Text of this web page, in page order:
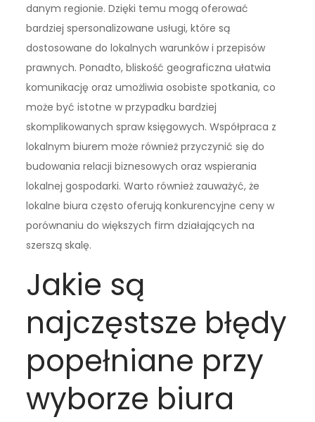
danym regionie. Dzięki temu mogą oferować
bardziej spersonalizowane usługi, które są
dostosowane do lokalnych warunków i przepisów
prawnych. Ponadto, bliskość geograficzna ułatwia
komunikację oraz umożliwia osobiste spotkania, co
może być istotne w przypadku bardziej
skomplikowanych spraw księgowych. Współpraca z
lokalnym biurem może również przyczynić się do
budowania relacji biznesowych oraz wspierania
lokalnej gospodarki. Warto również zauważyć, że
lokalne biura często oferują konkurencyjne ceny w
porównaniu do większych firm działających na
szerszą skalę.
Jakie są
najczęstsze błędy
popełniane przy
wyborze biura